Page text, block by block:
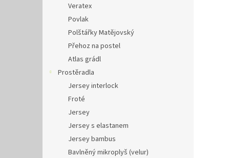
Veratex
Povlak
Polštářky Matějovský
Přehoz na postel
Atlas grádl
Prostěradla
Jersey interlock
Froté
Jersey
Jersey s elastanem
Jersey bambus
Bavlněný mikroplyš (velur)